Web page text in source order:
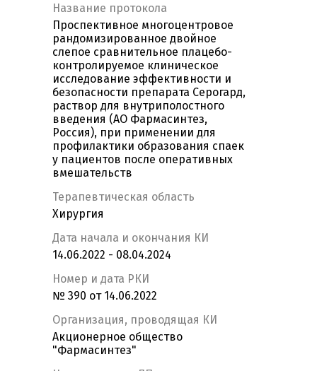
Название протокола
Проспективное многоцентровое
рандомизированное двойное
слепое сравнительное плацебо-
контролируемое клиническое
исследование эффективности и
безопасности препарата Серогард,
раствор для внутриполостного
введения (АО Фармасинтез,
Россия), при применении для
профилактики образования спаек
у пациентов после оперативных
вмешательств
Терапевтическая область
Хирургия
Дата начала и окончания КИ
14.06.2022 - 08.04.2024
Номер и дата РКИ
№ 390 от 14.06.2022
Организация, проводящая КИ
Акционерное общество
"Фармасинтез"